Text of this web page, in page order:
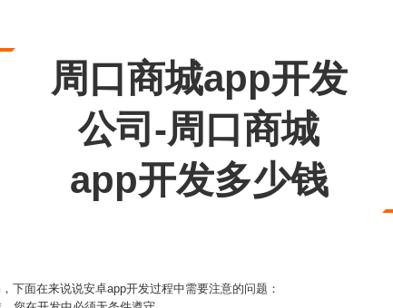
周口商城app开发
公司-周口商城
app开发多少钱
下面在来说说安卓app开发过程中需要注意的问题：